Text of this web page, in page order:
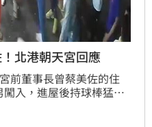
北港朝天宮回應
前董事長曾蔡美佐的住
入，進屋後持球棒猛
人被打傷，親友氣憤報